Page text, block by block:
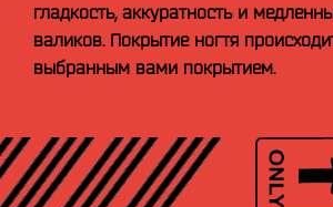
гладкость, аккуратность и
валиков. Покрытие ногтя
выбранным вами покрытием.